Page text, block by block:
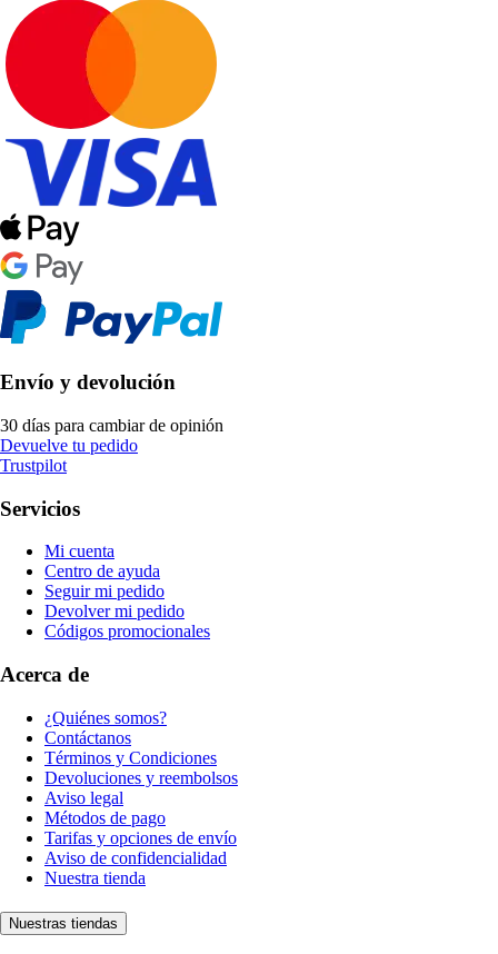
Envío y devolución
30 días para cambiar de opinión
Devuelve tu pedido
Trustpilot
Servicios
Mi cuenta
Centro de ayuda
Seguir mi pedido
Devolver mi pedido
Códigos promocionales
Acerca de
¿Quiénes somos?
Contáctanos
Términos y Condiciones
Devoluciones y reembolsos
Aviso legal
Métodos de pago
Tarifas y opciones de envío
Aviso de confidencialidad
Nuestra tienda
Nuestras tiendas